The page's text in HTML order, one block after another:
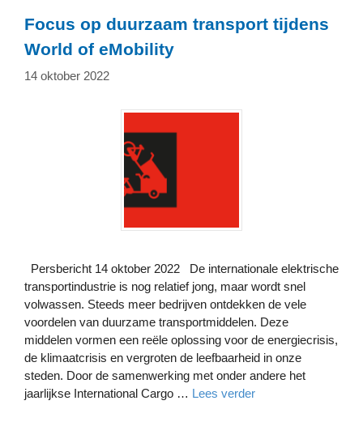
Focus op duurzaam transport tijdens
World of eMobility
14 oktober 2022
Persbericht 14 oktober 2022 De internationale elektrische
transportindustrie is nog relatief jong, maar wordt snel
volwassen. Steeds meer bedrijven ontdekken de vele
voordelen van duurzame transportmiddelen. Deze
middelen vormen een reële oplossing voor de energiecrisis,
de klimaatcrisis en vergroten de leefbaarheid in onze
steden. Door de samenwerking met onder andere het
jaarlijkse International Cargo … Lees verder